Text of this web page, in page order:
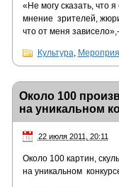
«Не могу сказать, что
мнение зрителей,
что от меня
Культура,
Около 100
на уникальном
22 июля 2011, 20:11
Около 100 картин,
на уникальном